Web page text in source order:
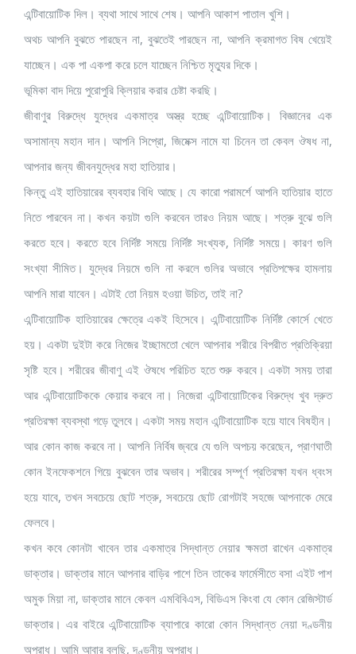
এন্টিবায়োটিক দিল। ব্যথা সাথে সাথে শেষ। আপনি আকাশ পাতাল খুশি।
অথচ আপনি বুঝতে পারছেন না, বুঝতেই পারছেন না, আপনি ক্রমাগত বিষ খেয়েই
যাচ্ছেন। এক পা একপা করে চলে যাচ্ছেন নিশ্চিত মৃত্যুর দিকে।
ভূমিকা বাদ দিয়ে পুরোপুরি ক্লিয়ার করার চেষ্টা করছি।
জীবাণুর বিরুদ্ধে যুদ্ধের একমাত্র অস্ত্র হচ্ছে এন্টিবায়োটিক। বিজ্ঞানের এক
অসামান্য মহান দান। আপনি সিপ্রো, জিমেক্স নামে যা চিনেন তা কেবল ঔষধ না,
আপনার জন্য জীবনযুদ্ধের মহা হাতিয়ার।
কিন্তু এই হাতিয়ারের ব্যবহার বিধি আছে। যে কারো পরামর্শে আপনি হাতিয়ার হাতে
নিতে পারবেন না। কখন কয়টা গুলি করবেন তারও নিয়ম আছে। শত্রু বুঝে গুলি
করতে হবে। করতে হবে নির্দিষ্ট সময়ে নির্দিষ্ট সংখ্যক, নির্দিষ্ট সময়ে। কারণ গুলি
সংখ্যা সীমিত। যুদ্ধের নিয়মে গুলি না করলে গুলির অভাবে প্রতিপক্ষের হামলায়
আপনি মারা যাবেন। এটাই তো নিয়ম হওয়া উচিত, তাই না?
এন্টিবায়োটিক হাতিয়ারের ক্ষেত্রে একই হিসেবে। এন্টিবায়োটিক নির্দিষ্ট কোর্সে খেতে
হয়। একটা দুইটা করে নিজের ইচ্ছামতো খেলে আপনার শরীরে বিপরীত প্রতিক্রিয়া
সৃষ্টি হবে। শরীরের জীবাণু এই ঔষধে পরিচিত হতে শুরু করবে। একটা সময় তারা
আর এন্টিবায়োটিককে কেয়ার করবে না। নিজেরা এন্টিবায়োটিকের বিরুদ্ধে খুব দ্রুত
প্রতিরক্ষা ব্যবস্থা গড়ে তুলবে। একটা সময় মহান এন্টিবায়োটিক হয়ে যাবে বিষহীন।
আর কোন কাজ করবে না। আপনি নির্বিষ জ্বরে যে গুলি অপচয় করেছেন, প্রাণঘাতী
কোন ইনফেকশনে গিয়ে বুঝবেন তার অভাব। শরীরের সম্পূর্ণ প্রতিরক্ষা যখন ধ্বংস
হয়ে যাবে, তখন সবচেয়ে ছোট শত্রু, সবচেয়ে ছোট রোগটাই সহজে আপনাকে মেরে
ফেলবে।
কখন কবে কোনটা খাবেন তার একমাত্র সিদ্ধান্ত নেয়ার ক্ষমতা রাখেন একমাত্র
ডাক্তার। ডাক্তার মানে আপনার বাড়ির পাশে তিন তাকের ফার্মেসীতে বসা এইট পাশ
অমুক মিয়া না, ডাক্তার মানে কেবল এমবিবিএস, বিডিএস কিংবা যে কোন রেজিস্টার্ড
ডাক্তার। এর বাইরে এন্টিবায়োটিক ব্যাপারে কারো কোন সিদ্ধান্ত নেয়া দণ্ডনীয়
অপরাধ। আমি আবার বলছি, দণ্ডনীয় অপরাধ।